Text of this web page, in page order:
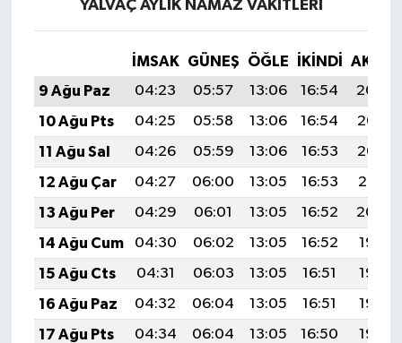
YALVAÇ AYLIK NAMAZ VAKITLERI
İMSAK GÜNEŞ ÖĞLE İKINDI
9 Ağu Paz
04:23 05:57 13:06 16:54
20:04
10 Ağu Pts
04:25 05:58 13:06 16:54
20:03
11 Ağu Sal
04:26 05:59 13:06 16:53
20:02
12 Ağu Çar
04:27 06:00 13:05 16:53
20:01
13 Ağu Per
04:29 06:01 13:05 16:52
20:00
14 Ağu Cum
04:30 06:02 13:05 16:52
19:58
15 Ağu Cts
04:31 06:03 13:05 16:51
19:57
16 Ağu Paz
04:32 06:04 13:05 16:51
19:56
17 Ağu Pts
04:34 06:04 13:05 16:50
19:55